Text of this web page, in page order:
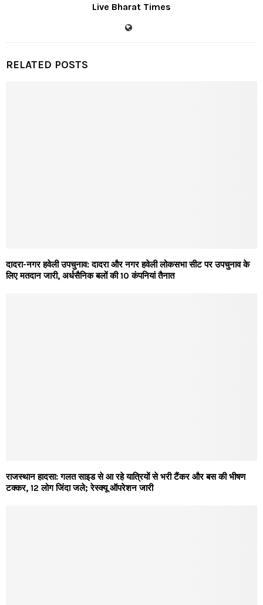
Live Bharat Times
RELATED POSTS
दादरा-नगर हवेली उपचुनाव: दादरा और नगर हवेली लोकसभा सीट पर उपचुनाव के
लिए मतदान जारी, अर्धसैनिक बलों की 10 कंपनियां तैनात
राजस्थान हादसा: गलत साइड से आ रहे यात्रियों से भरी टैंकर और बस की भीषण
टक्कर, 12 लोग जिंदा जले; रेस्क्यू ऑपरेशन जारी